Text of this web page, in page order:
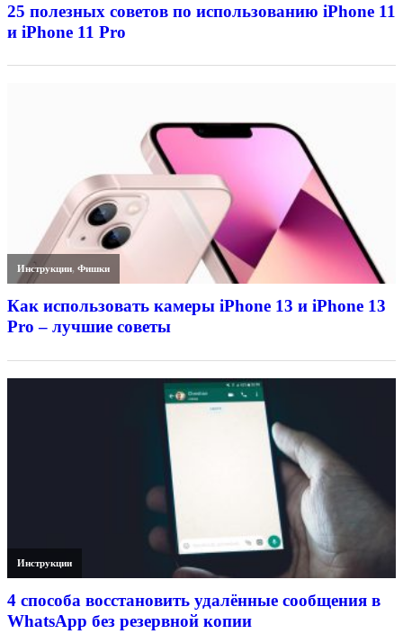
25 полезных советов по использованию iPhone 11
и iPhone 11 Pro
Инструкции,Фишки
Как использовать камеры iPhone 13 и iPhone 13
Pro – лучшие советы
Инструкции
4 способа восстановить удалённые сообщения в
WhatsApp без резервной копии